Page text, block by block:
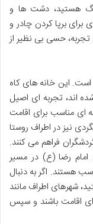
هستید، دشت ها و
برای برپا کردن چادر و
حسی بی نظیر از
است. این خانه های کاه
اند، تجربه ای اصیل
ای مناسب برای اقامت
نیز در اطراف روستا
فراهم می کنند.
رضا (ع) در مسیر
هستند. اگر به دنبال
شهرهای اطراف مانند
اقامت باشند و سپس